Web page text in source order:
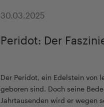
30.03.2025
Peridot: Der
Der Peridot, ein Edelstein von
geboren sind. Doch seine
Jahrtausenden wird er wegen